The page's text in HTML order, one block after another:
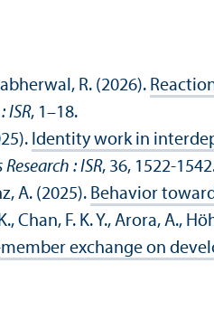
R. (2026).
ISR, 1–18.
Identity work in
: ISR, 36, 1522-
A. (2025). Behavior
Chan, F. K. Y., Arora, A.,
exchange on